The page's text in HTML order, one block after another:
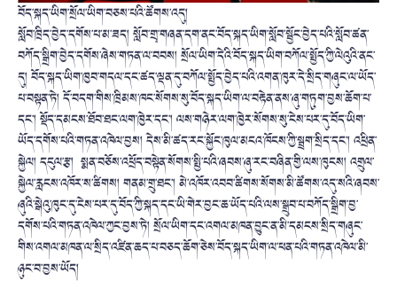
བོད་སྐད་ཡིག་སྲོལ་ཡིག་བཅས་པའི་ཚོགས་འདུ།
སློབ་ཁྲིད་བྱེད་དགོས་པ་མ་ཟད། སློབ་གྲྭ་གཞན་དག་ནང་བོད་སྐད་ཡིག་སློབ་སྦྱོང་བྱེད་པའི་སློབ་ཚན་
བཀོད་སྒྲིག་བྱེད་དགོས་ཞེས་གཏན་ལ་བབས། སྲོལ་ཡིག་དེའི་བོད་སྐད་ཡིག་བཀོལ་སྤྱོད་ཀྱི་ལེའུའི་ནང་
དུ། བོད་སྐད་ཡིག་ཁྱབ་གདལ་དང་ཚད་ལྡན་དུ་བཀོལ་སྤྱོད་བྱེད་པའི་འགན་ཁུར་དེ་སྲིད་གཞུང་ལ་ཡོད་
པ་བསྟན་ཏེ། དོ་བདག་གིས་ཁྲིམས་ཁང་སོགས་སུ་བོད་སྐད་ཡིག་ལ་བརྟེན་ནས་ཞུ་གཏུག་བྱས་ཆོག་པ་
དང་། སྡོད་དམངས་ཐོབ་ཐང་ལག་ཁྱེར་དང་། ལས་གཉེར་ལག་ཁྱེར་སོགས་སུ་ངེས་པར་དུ་བོད་ཡིག་
ཡོད་དགོས་པའི་གཏན་འཁེལ་བྱས། དེས་མི་ཚད་རང་སྐྱོང་ཁུལ་མངའ་ཁོངས་ཀྱི་སྦྲག་སྲིད་དང་། འཕྲིན་
སྐྱེལ། དངུལ་རྩ། སྨན་བཅོས་འཕྲོད་བསྟེན་སོགས་སྤྱི་པའི་ཞབས་ཞུ་རང་བཞིན་གྱི་ལས་ཁུངས། འགྲུལ་
སྐྱེལ་རླངས་འཁོར་ས་ཚིགས། གནམ་གྲུ་ཐང་། མེ་འཁོར་འབབ་ཚིགས་སོགས་མི་ཚོགས་འདུ་སའི་ཞབས་
ཞུའི་སྒེའུ་ཁུང་དུ་ངེས་པར་དུ་བོད་ཀྱི་སྐད་དང་ཡི་གེར་བྱང་ཆ་ཡོད་པའི་ལས་སྒྲུབ་པ་བཀོད་སྒྲིག་བྱ་
དགོས་པའི་གཏན་འཁེལ་ཀྱང་བྱས་ཏེ། སྲོལ་ཡིག་དང་འགལ་མཁན་བྱུང་ན་མི་དམངས་སྲིད་གཞུང་
གིས་འགལ་མཁན་ལ་སྲིད་འཛིན་ཆད་པ་བཅད་ཆོག་ཅེས་བོད་སྐད་ཡིག་ལ་ཕན་པའི་གཏན་འཁེལ་མི་
ཉུང་བ་བྱས་ཡོད།